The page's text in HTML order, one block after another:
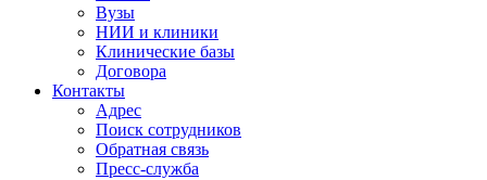
Вузы
НИИ и клиники
Клинические базы
Договора
Контакты
Адрес
Поиск сотрудников
Обратная связь
Пресс-служба